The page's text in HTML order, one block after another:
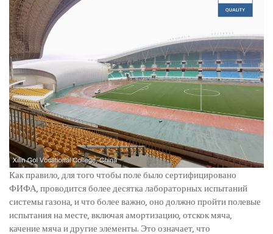
Как правило, для того чтобы поле было сертифицировано
ФИФА, проводится более десятка лабораторных испытаний
системы газона, и что более важно, оно должно пройти полевые
испытания на месте, включая амортизацию, отскок мяча,
качение мяча и другие элементы. Это означает, что